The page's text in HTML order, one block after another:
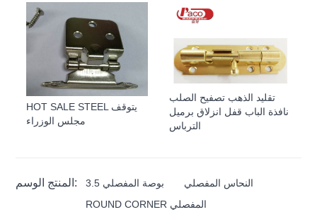
HOT SALE STEEL يتوقف
مجلس الوزراء
تقليد الذهب تصفيح الصلب
نافذة الباب قفل انزلاق برميل
الترباس
المنتج الوسم: 3.5 بوصة المفصلي
النحاس المفصلي
ROUND CORNER المفصلي